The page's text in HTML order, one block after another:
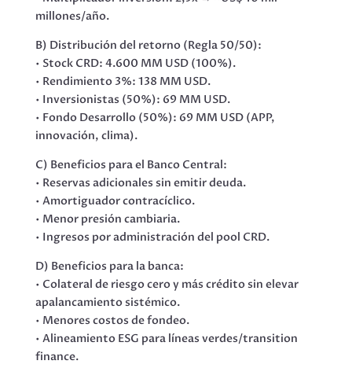
millones/año.
B) Distribución del retorno (Regla 50/50):
• Stock CRD: 4.600 MM USD (100%).
• Rendimiento 3%: 138 MM USD.
• Inversionistas (50%): 69 MM USD.
• Fondo Desarrollo (50%): 69 MM USD (APP,
innovación, clima).
C) Beneficios para el Banco Central:
• Reservas adicionales sin emitir deuda.
• Amortiguador contracíclico.
• Menor presión cambiaria.
• Ingresos por administración del pool CRD.
D) Beneficios para la banca:
• Colateral de riesgo cero y más crédito sin elevar
apalancamiento sistémico.
• Menores costos de fondeo.
• Alineamiento ESG para líneas verdes/transition
finance.